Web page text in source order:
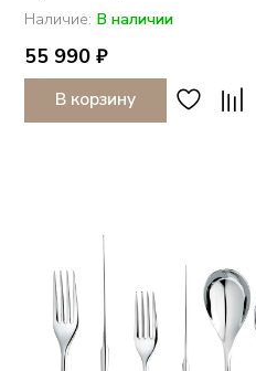
Наличие: В наличии
55 990 ₽
В корзину